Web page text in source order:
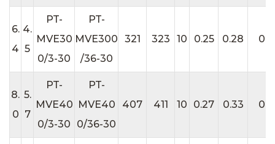
6.
4
4.
5
PT-
MVE30
0/3-30
PT-
MVE300
/36-30
321 323 10 0.25 0.28
8.
0
5.
7
PT-
MVE40
0/3-30
PT-
MVE40
0/36-30
407 411 10 0.27 0.33